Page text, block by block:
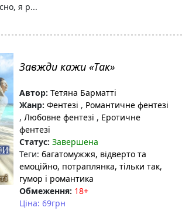
я р...
Завжди кажи «Так»
Автор: Тетяна Барматті
Жанр: Фентезі , Романтичне фентезі
, Любовне фентезі , Еротичне
фентезі
Статус: Завершена
Теги: багатомужжя, відверто та
емоційно, потраплянка, тільки так,
гумор і романтика
Обмеження: 18+
Ціна: 69грн